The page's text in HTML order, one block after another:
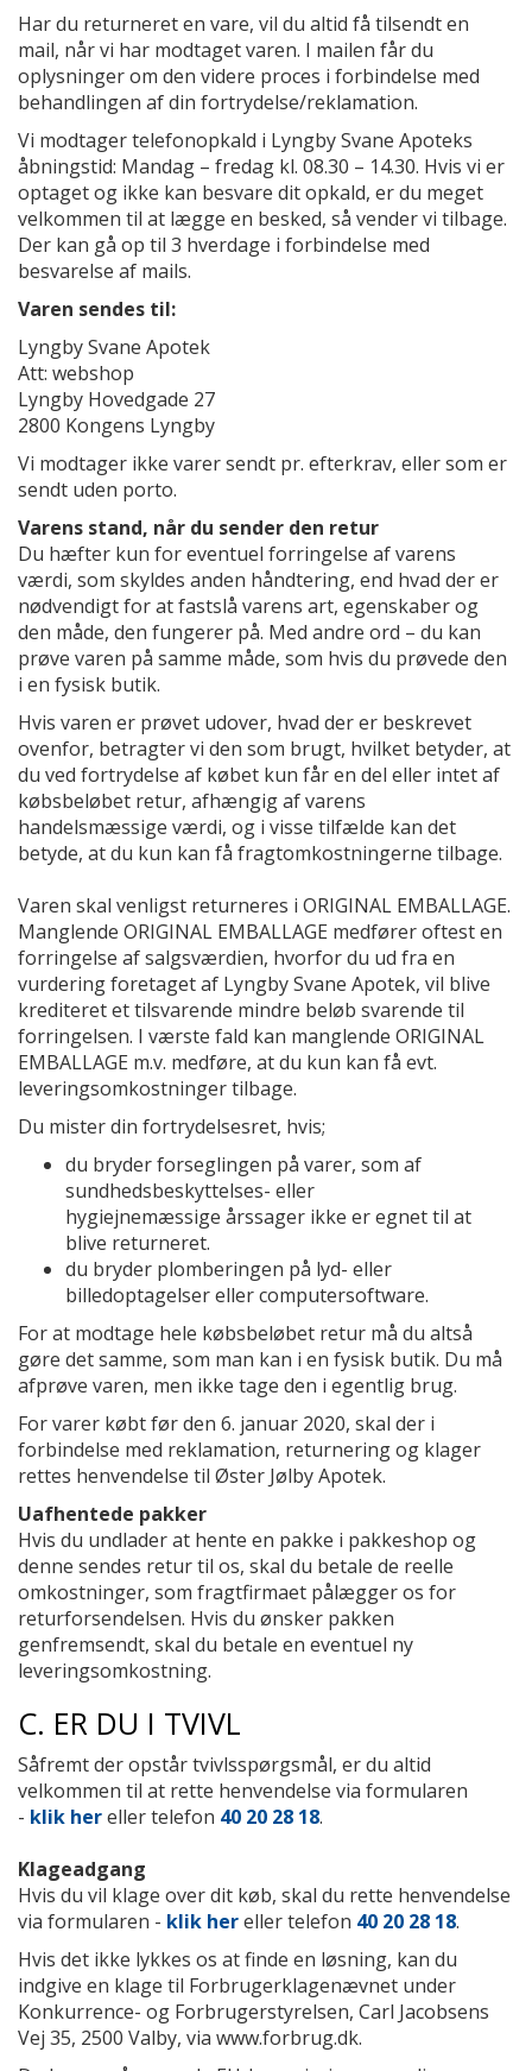
Har du returneret en vare, vil du altid få tilsendt en
mail, når vi har modtaget varen. I mailen får du
oplysninger om den videre proces i forbindelse med
behandlingen af din fortrydelse/reklamation.
Vi modtager telefonopkald i Lyngby Svane Apoteks
åbningstid: Mandag – fredag kl. 08.30 – 14.30. Hvis vi er
optaget og ikke kan besvare dit opkald, er du meget
velkommen til at lægge en besked, så vender vi tilbage.
Der kan gå op til 3 hverdage i forbindelse med
besvarelse af mails.
Varen sendes til:
Lyngby Svane Apotek
Att: webshop
Lyngby Hovedgade 27
2800 Kongens Lyngby
Vi modtager ikke varer sendt pr. efterkrav, eller som er
sendt uden porto.
Varens stand, når du sender den retur
Du hæfter kun for eventuel forringelse af varens
værdi, som skyldes anden håndtering, end hvad der er
nødvendigt for at fastslå varens art, egenskaber og
den måde, den fungerer på. Med andre ord – du kan
prøve varen på samme måde, som hvis du prøvede den
i en fysisk butik.
Hvis varen er prøvet udover, hvad der er beskrevet
ovenfor, betragter vi den som brugt, hvilket betyder, at
du ved fortrydelse af købet kun får en del eller intet af
købsbeløbet retur, afhængig af varens
handelsmæssige værdi, og i visse tilfælde kan det
betyde, at du kun kan få fragtomkostningerne tilbage.
Varen skal venligst returneres i ORIGINAL EMBALLAGE.
Manglende ORIGINAL EMBALLAGE medfører oftest en
forringelse af salgsværdien, hvorfor du ud fra en
vurdering foretaget af Lyngby Svane Apotek, vil blive
krediteret et tilsvarende mindre beløb svarende til
forringelsen. I værste fald kan manglende ORIGINAL
EMBALLAGE m.v. medføre, at du kun kan få evt.
leveringsomkostninger tilbage.
Du mister din fortrydelsesret, hvis;
du bryder forseglingen på varer, som af
sundhedsbeskyttelses- eller
hygiejnemæssige årssager ikke er egnet til at
blive returneret.
du bryder plomberingen på lyd- eller
billedoptagelser eller computersoftware.
For at modtage hele købsbeløbet retur må du altså
gøre det samme, som man kan i en fysisk butik. Du må
afprøve varen, men ikke tage den i egentlig brug.
For varer købt før den 6. januar 2020, skal der i
forbindelse med reklamation, returnering og klager
rettes henvendelse til Øster Jølby Apotek.
Uafhentede pakker
Hvis du undlader at hente en pakke i pakkeshop og
denne sendes retur til os, skal du betale de reelle
omkostninger, som fragtfirmaet pålægger os for
returforsendelsen. Hvis du ønsker pakken
genfremsendt, skal du betale en eventuel ny
leveringsomkostning.
C. ER DU I TVIVL
Såfremt der opstår tvivlsspørgsmål, er du altid
velkommen til at rette henvendelse via formularen
- klik hereller telefon 40 20 28 18.
Klageadgang
Hvis du vil klage over dit køb, skal du rette henvendelse
via formularen - klik hereller telefon 40 20 28 18.
Hvis det ikke lykkes os at finde en løsning, kan du
indgive en klage til Forbrugerklagenævnet under
Konkurrence- og Forbrugerstyrelsen, Carl Jacobsens
Vej 35, 2500 Valby, via www.forbrug.dk.